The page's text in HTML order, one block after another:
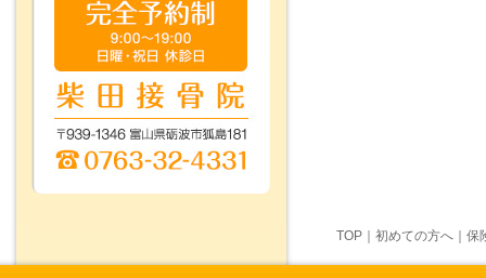
TOP 初めての方へ 保